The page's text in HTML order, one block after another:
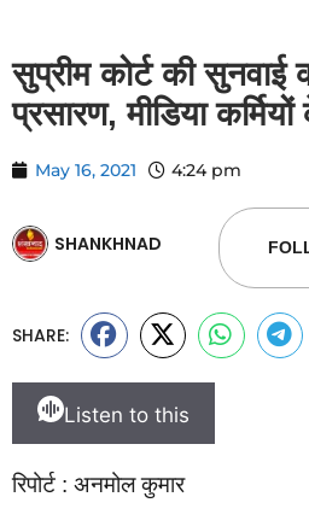
सुप्रीम कोर्ट की सुनवाई
प्रसारण, मीडिया
May 16, 2021 4:24 pm
SHANKHNAD
SHARE:
Listen to this
रिपोर्ट : अनमोल कुमार